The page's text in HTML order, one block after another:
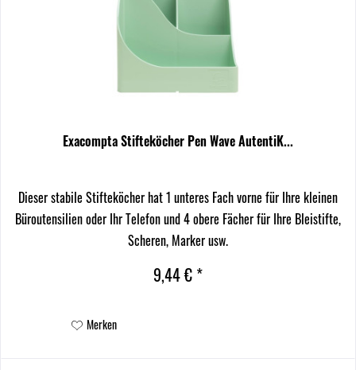
Exacompta Stifteköcher Pen Wave AutentiK...
Dieser stabile Stifteköcher hat 1 unteres Fach vorne für Ihre kleinen
Büroutensilien oder Ihr Telefon und 4 obere Fächer für Ihre Bleistifte,
Scheren, Marker usw.
9,44 € *
Merken